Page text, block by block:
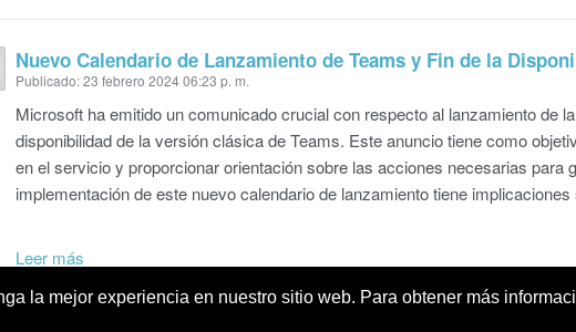
la mejor experiencia en nuestro sitio web. Para obtener más
Nuevo Calendario de Lanzamiento de Teams y Fin de la
Publicado: 23 febrero 2024 06:23 p. m.
Microsoft ha emitido un comunicado crucial con respecto al lanzamiento de
disponibilidad de la versión clásica de Teams. Este anuncio tiene como
en el servicio y proporcionar orientación sobre las acciones necesarias para
implementación de este nuevo calendario de lanzamiento tiene
Leer más